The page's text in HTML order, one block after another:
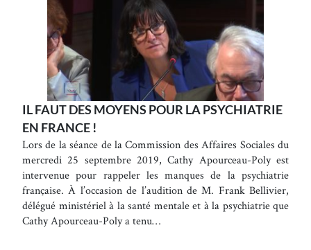
IL FAUT DES MOYENS POUR LA PSYCHIATRIE
EN FRANCE !
Lors de la séance de la Commission des Affaires Sociales du
mercredi 25 septembre 2019, Cathy Apourceau-Poly est
intervenue pour rappeler les manques de la psychiatrie
française. À l’occasion de l’audition de M. Frank Bellivier,
délégué ministériel à la santé mentale et à la psychiatrie que
Cathy Apourceau-Poly a tenu…